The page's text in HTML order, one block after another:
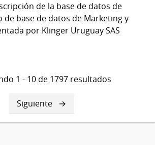
de la base de datos de
de base de datos de Marketing y
por Klinger Uruguay SAS
1 - 10 de 1797 resultados
Siguiente
página
Siguiente